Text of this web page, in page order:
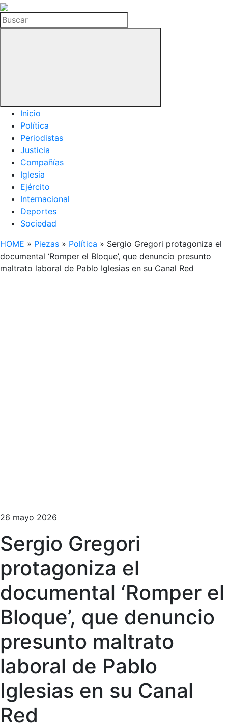
La
Hemeroteca
del
Buscar
Inicio
Política
Periodistas
Justicia
Compañías
Iglesia
Ejército
Internacional
Deportes
Sociedad
HOME » Piezas » Política » Sergio Gregori protagoniza el
documental ‘Romper el Bloque’, que denuncio presunto
maltrato laboral de Pablo Iglesias en su Canal Red
26 mayo 2026
Sergio Gregori
protagoniza el
documental ‘Romper el
Bloque’, que denuncio
presunto maltrato
laboral de Pablo
Iglesias en su Canal
Red